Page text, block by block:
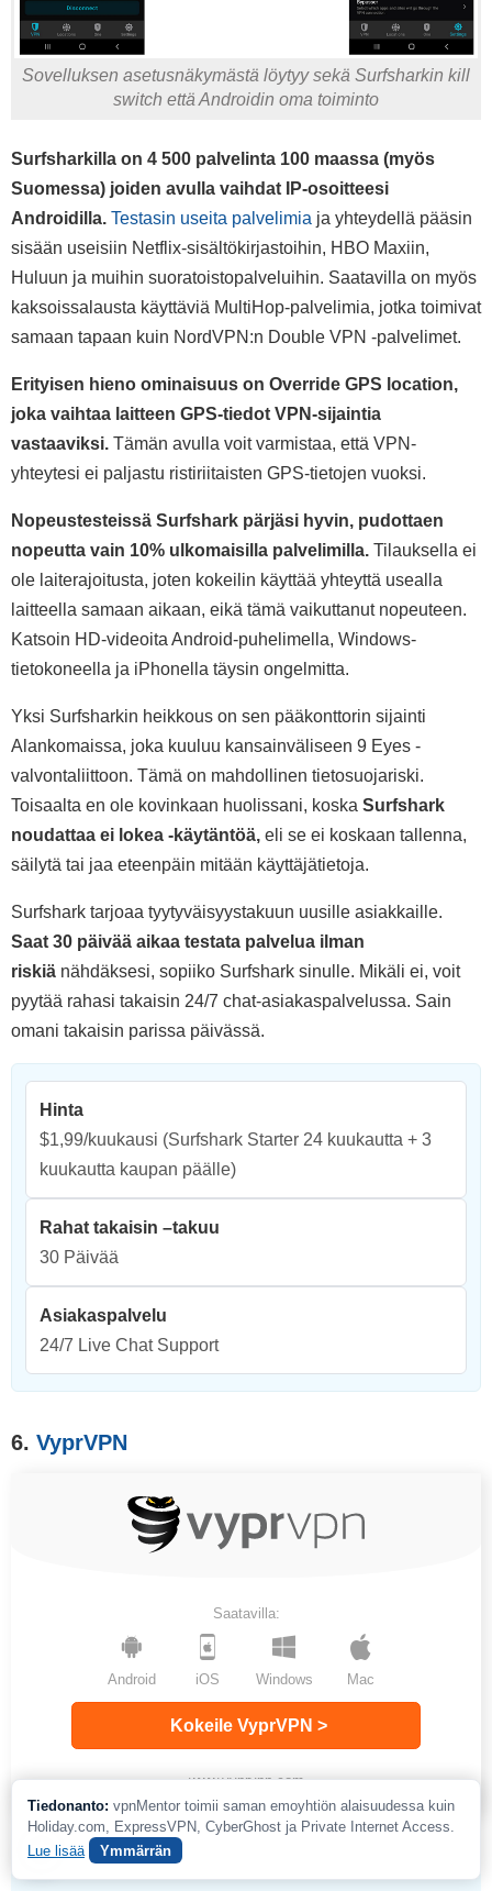
Sovelluksen asetusnäkymästä löytyy sekä Surfsharkin kill
switch että Androidin oma toiminto
Surfsharkilla on 4 500 palvelinta 100 maassa (myös
Suomessa) joiden avulla vaihdat IP-osoitteesi
Androidilla. Testasin useita palvelimia ja yhteydellä pääsin
sisään useisiin Netflix-sisältökirjastoihin, HBO Maxiin,
Huluun ja muihin suoratoistopalveluihin. Saatavilla on myös
kaksoissalausta käyttäviä MultiHop-palvelimia, jotka toimivat
samaan tapaan kuin NordVPN:n Double VPN -palvelimet.
Erityisen hieno ominaisuus on Override GPS location,
joka vaihtaa laitteen GPS-tiedot VPN-sijaintia
vastaaviksi. Tämän avulla voit varmistaa, että VPN-
yhteytesi ei paljastu ristiriitaisten GPS-tietojen vuoksi.
Nopeustesteissä Surfshark pärjäsi hyvin, pudottaen
nopeutta vain 10% ulkomaisilla palvelimilla. Tilauksella ei
ole laiterajoitusta, joten kokeilin käyttää yhteyttä usealla
laitteella samaan aikaan, eikä tämä vaikuttanut nopeuteen.
Katsoin HD-videoita Android-puhelimella, Windows-
tietokoneella ja iPhonella täysin ongelmitta.
Yksi Surfsharkin heikkous on sen pääkonttorin sijainti
Alankomaissa, joka kuuluu kansainväliseen 9 Eyes -
valvontaliittoon. Tämä on mahdollinen tietosuojariski.
Toisaalta en ole kovinkaan huolissani, koska Surfshark
noudattaa ei lokea -käytäntöä, eli se ei koskaan tallenna,
säilytä tai jaa eteenpäin mitään käyttäjätietoja.
Surfshark tarjoaa tyytyväisyystakuun uusille asiakkaille.
Saat 30 päivää aikaa testata palvelua ilman
riskiä nähdäksesi, sopiiko Surfshark sinulle. Mikäli ei, voit
pyytää rahasi takaisin 24/7 chat-asiakaspalvelussa. Sain
omani takaisin parissa päivässä.
Hinta
$1,99/kuukausi (Surfshark Starter 24 kuukautta + 3
kuukautta kaupan päälle)
Rahat takaisin –takuu
30 Päivää
Asiakaspalvelu
24/7 Live Chat Support
6. VyprVPN
Saatavilla:
Windows Mac
Android iOS
Kokeile VyprVPN >
www.vyprvpn.com
Tiedonanto: vpnMentor toimii saman emoyhtiön alaisuudessa kuin
Holiday.com, ExpressVPN, CyberGhost ja Private Internet Access.
Lue lisää
Ymmärrän